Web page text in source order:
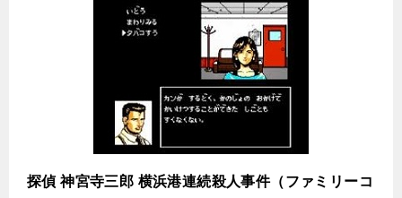
探偵 神宮寺三郎 横浜港連続殺人事件（ファミリーコ